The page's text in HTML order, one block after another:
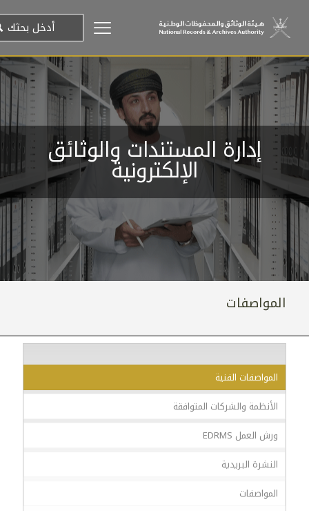
إدارة المستندات والوثائق
الإلكترونية
المواصفات
المواصفات الفنية
الأنظمة والشركات المتوافقة
ورش العمل EDRMS
النشرة البريدية
المواصفات